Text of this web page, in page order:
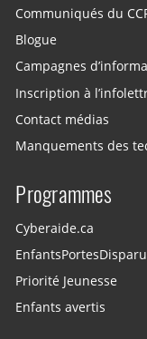
Communiqués du
Blogue
Campagnes
Inscription à
Contact médias
Manquements des
Programmes
Cyberaide.ca
Priorité Jeunesse
Enfants avertis